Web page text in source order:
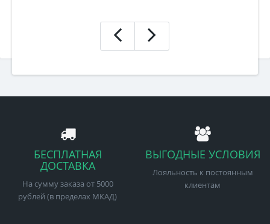
БЕСПЛАТНАЯ
ДОСТАВКА
На сумму заказа от 5000
рублей (в пределах МКАД)
ВЫГОДНЫЕ УСЛОВИЯ
Лояльность к постоянным
клиентам